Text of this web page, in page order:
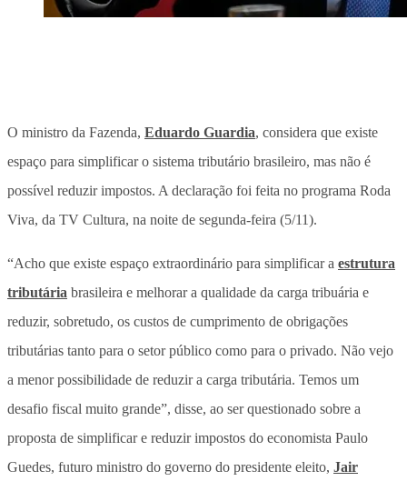
O ministro da Fazenda, Eduardo Guardia, considera que existe
espaço para simplificar o sistema tributário brasileiro, mas não é
possível reduzir impostos. A declaração foi feita no programa Roda
Viva, da TV Cultura, na noite de segunda-feira (5/11).
“Acho que existe espaço extraordinário para simplificar a estrutura
tributária brasileira e melhorar a qualidade da carga tribuária e
reduzir, sobretudo, os custos de cumprimento de obrigações
tributárias tanto para o setor público como para o privado. Não vejo
a menor possibilidade de reduzir a carga tributária. Temos um
desafio fiscal muito grande”, disse, ao ser questionado sobre a
proposta de simplificar e reduzir impostos do economista Paulo
Guedes, futuro ministro do governo do presidente eleito, Jair